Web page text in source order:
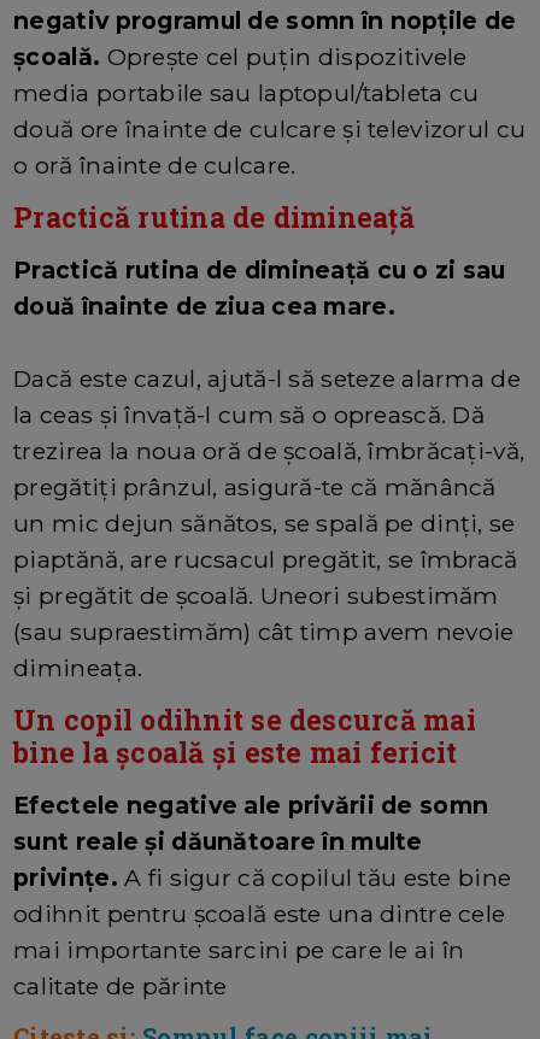
negativ programul de somn în nopțile de
școală. Oprește cel puțin dispozitivele
media portabile sau laptopul/tableta cu
două ore înainte de culcare și televizorul cu
o oră înainte de culcare.
Practică rutina de dimineață
Practică rutina de dimineață cu o zi sau
două înainte de ziua cea mare.
Dacă este cazul, ajută-l să seteze alarma de
la ceas și învață-l cum să o oprească. Dă
trezirea la noua oră de școală, îmbrăcați-vă,
pregătiți prânzul, asigură-te că mănâncă
un mic dejun sănătos, se spală pe dinți, se
piaptănă, are rucsacul pregătit, se îmbracă
și pregătit de școală. Uneori subestimăm
(sau supraestimăm) cât timp avem nevoie
dimineața.
Un copil odihnit se descurcă mai
bine la școală și este mai fericit
Efectele negative ale privării de somn
sunt reale și dăunătoare în multe
privințe.A fi sigur că copilul tău este bine
odihnit pentru școală este una dintre cele
mai importante sarcini pe care le ai în
calitate de părinte